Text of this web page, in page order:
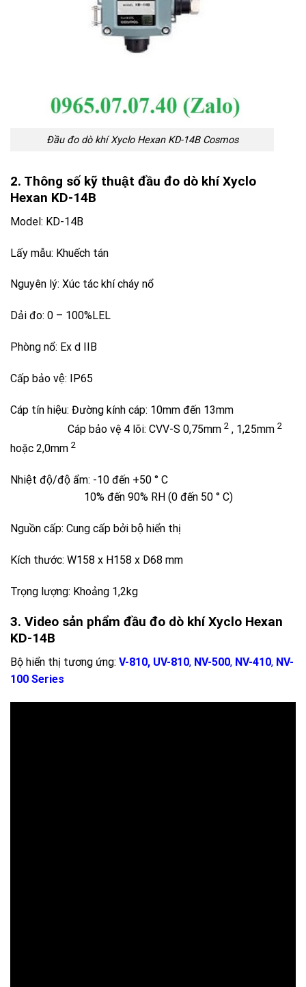
Đầu đo dò khí Xyclo Hexan KD-14B Cosmos
2. Thông số kỹ thuật đầu đo dò khí Xyclo
Hexan KD-14B
Model: KD-14B
Lấy mẫu: Khuếch tán
Nguyên lý: Xúc tác khí cháy nổ
Dải đo: 0 – 100%LEL
Phòng nổ: Ex d IIB
Cấp bảo vệ: IP65
Cáp tín hiệu: Đường kính cáp: 10mm đến 13mm
Cáp bảo vệ 4 lõi: CVV-S 0,75mm 2 , 1,25mm 2
hoặc 2,0mm 2
Nhiệt độ/độ ẩm: -10 đến +50 ° C
10% đến 90% RH (0 đến 50 ° C)
Nguồn cấp: Cung cấp bởi bộ hiển thị
Kích thước: W158 x H158 x D68 mm
Trọng lượng: Khoảng 1,2kg
3. Video sản phẩm đầu đo dò khí Xyclo Hexan
KD-14B
Bộ hiển thị tương ứng: V-810, UV-810, NV-500, NV-410, NV-
100 Series